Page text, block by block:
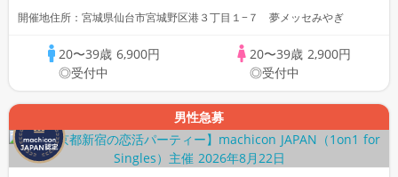
開催地住所：宮城県仙台市宮城野区港３丁目１−７ 夢メッセみやぎ
20〜39歳 6,900円
◎受付中
20〜39歳 2,900円
◎受付中
男性急募